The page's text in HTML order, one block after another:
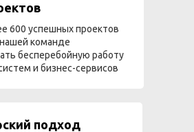
600 успешных проектов
команде
бесперебойную работу
и бизнес-сервисов
подход